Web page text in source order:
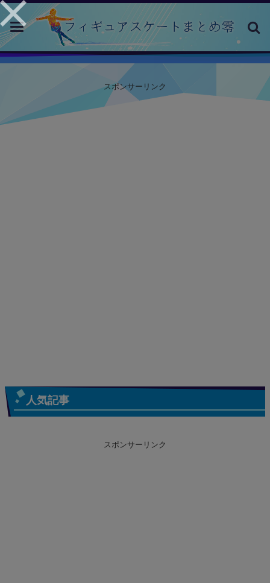
toggle
navigation
スポンサーリンク
人気記事
スポンサーリンク